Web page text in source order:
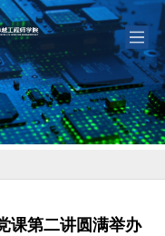
课第二讲圆满举办